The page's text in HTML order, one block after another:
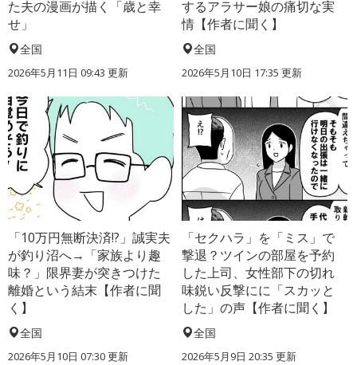
た夫の漫画が描く「歳と幸
せ」
全国
2026年5月11日 09:43 更新
するアラサー娘の痛切な実
情【作者に聞く】
全国
2026年5月10日 17:35 更新
「10万円無断決済!?」誠実夫
が釣り沼へ→「家族より趣
味？」限界妻が突きつけた
離婚という結末【作者に聞
く】
全国
2026年5月10日 07:30 更新
「セクハラ」を「ミス」で
撃退？ツインの部屋を予約
した上司、女性部下の切れ
味鋭い反撃にに「スカッと
した」の声【作者に聞く】
全国
2026年5月9日 20:35 更新